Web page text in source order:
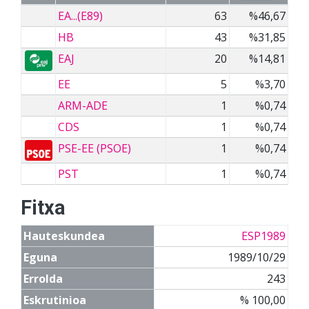
EA...(E89)
63
%46,67
HB
43
%31,85
EAJ
20
%14,81
EE
5
%3,70
ARM-ADE
1
%0,74
CDS
1
%0,74
PSE-EE (PSOE)
1
%0,74
PST
1 %0,74
Fitxa
Hauteskundea
ESP1989
Eguna
1989/10/29
Errolda
243
Eskrutinioa
% 100,00